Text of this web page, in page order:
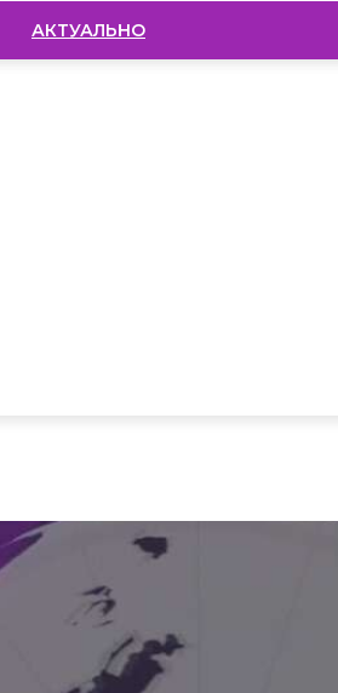
АКТУАЛЬНО